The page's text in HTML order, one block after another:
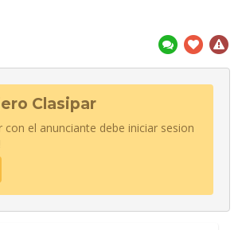
Clasipar
con el anunciante debe iniciar sesion